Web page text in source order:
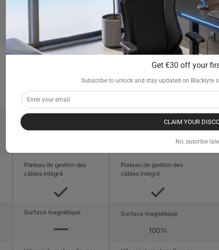
Bureau debout
Atlas Lite
Bureau Atlas
Depuis €1.199
Acheter
(Extérieur) Stratifié
(Intérieur) MDF
Structure du plateau
(Extérieur)
Revêtement PVC
(Intérieur) MDF avec
Plateau de gestion des
câbles intégré
Plateau de gestion des
câbles intégré
Surface magnétique Surface magnétique
100%
Get €30 off your
Subscribe to unlock and stay updated on Blacklyte
CLAIM YOUR
No, suscribe